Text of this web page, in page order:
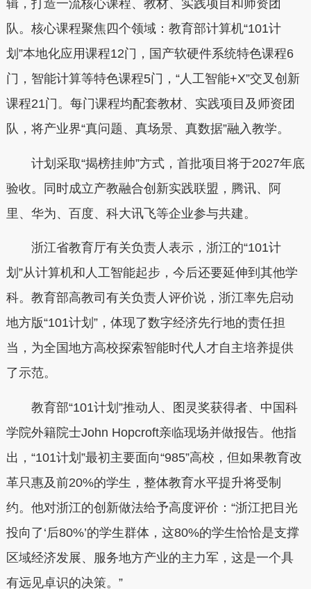
辑，打造一流核心课程、教材、实践项目和师资团
队。核心课程聚焦四个领域：教育部计算机“101计
划”本地化应用课程12门，国产软硬件系统特色课程6
门，智能计算等特色课程5门，“人工智能+X”交叉创新
课程21门。每门课程均配套教材、实践项目及师资团
队，将产业界“真问题、真场景、真数据”融入教学。
计划采取“揭榜挂帅”方式，首批项目将于2027年底
验收。同时成立产教融合创新实践联盟，腾讯、阿
里、华为、百度、科大讯飞等企业参与共建。
浙江省教育厅有关负责人表示，浙江的“101计
划”从计算机和人工智能起步，今后还要延伸到其他学
科。教育部高教司有关负责人评价说，浙江率先启动
地方版“101计划”，体现了数字经济先行地的责任担
当，为全国地方高校探索智能时代人才自主培养提供
了示范。
教育部“101计划”推动人、图灵奖获得者、中国科
学院外籍院士John Hopcroft亲临现场并做报告。他指
出，“101计划”最初主要面向“985”高校，但如果教育改
革只惠及前20%的学生，整体教育水平提升将受制
约。他对浙江的创新做法给予高度评价：“浙江把目光
投向了‘后80%’的学生群体，这80%的学生恰恰是支撑
区域经济发展、服务地方产业的主力军，这是一个具
有远见卓识的决策。”